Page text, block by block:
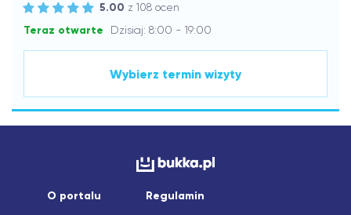
5.00 z 108 ocen
Teraz otwarte Dzisiaj: 8:00 - 19:00
Wybierz termin wizyty
O portalu Regulamin